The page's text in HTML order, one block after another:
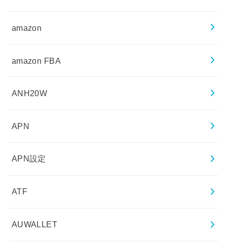
amazon
amazon FBA
ANH20W
APN
APN設定
ATF
AUWALLET